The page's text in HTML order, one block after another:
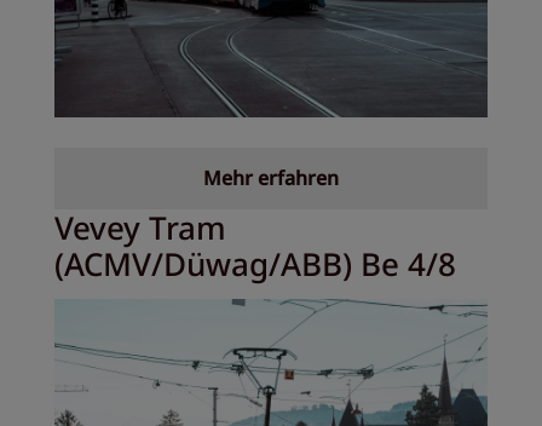
Mehr erfahren
Vevey Tram
(ACMV/Düwag/ABB) Be 4/8